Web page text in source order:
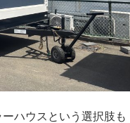
ハウスという選択肢も